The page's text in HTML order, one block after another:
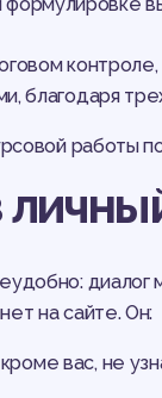
благодаря
работы
диалог
на сайте. Он:
вас, не